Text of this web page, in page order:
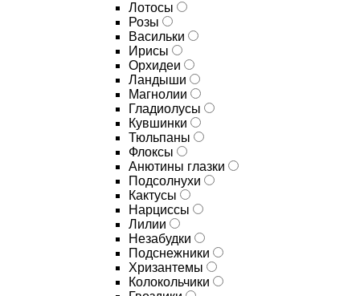
Лотосы
Розы
Васильки
Ирисы
Орхидеи
Ландыши
Магнолии
Гладиолусы
Кувшинки
Тюльпаны
Флоксы
Анютины глазки
Подсолнухи
Кактусы
Нарциссы
Лилии
Незабудки
Подснежники
Хризантемы
Колокольчики